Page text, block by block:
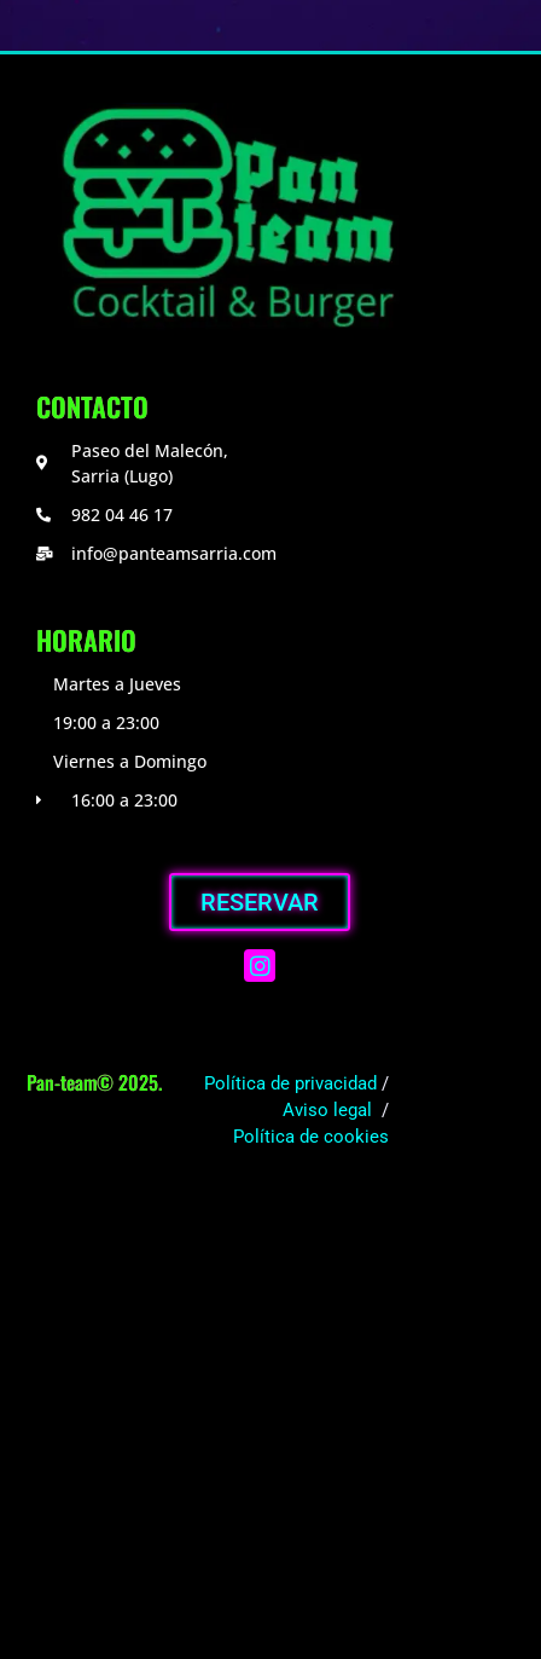
CONTACTO
Paseo del Malecón,
Sarria (Lugo)
982 04 46 17
info@panteamsarria.com
HORARIO
Martes a Jueves
19:00 a 23:00
Viernes a Domingo
16:00 a 23:00
RESERVAR
Pan-team© 2025. Política de privacidad /
Aviso legal
/
Política de cookies